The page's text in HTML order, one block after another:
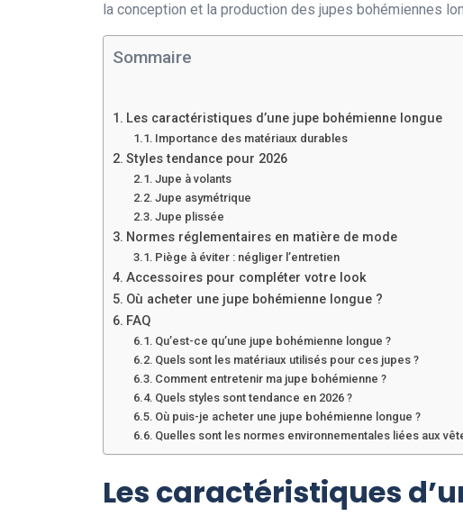
la conception et la production des jupes bohémiennes
Sommaire
Les caractéristiques d’une jupe bohémienne longue
Importance des matériaux durables
Styles tendance pour 2026
Jupe à volants
Jupe asymétrique
Jupe plissée
Normes réglementaires en matière de mode
Piège à éviter : négliger l’entretien
Accessoires pour compléter votre look
Où acheter une jupe bohémienne longue ?
FAQ
Qu’est-ce qu’une jupe bohémienne longue ?
Quels sont les matériaux utilisés pour ces jupes ?
Comment entretenir ma jupe bohémienne ?
Quels styles sont tendance en 2026 ?
Où puis-je acheter une jupe bohémienne longue ?
Quelles sont les normes environnementales liées aux
Les caractéristiques